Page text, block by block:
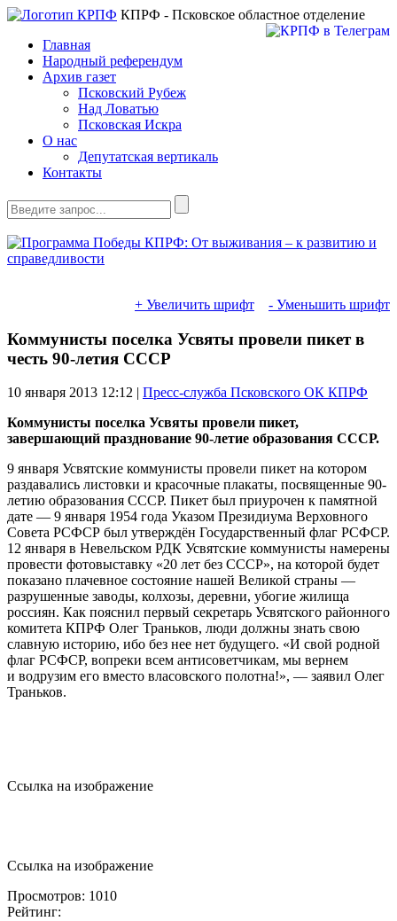
КПРФ - Псковское областное отделение
Главная
Народный референдум
Архив газет
Псковский Рубеж
Над Ловатью
Псковская Искра
О нас
Депутатская вертикаль
Контакты
+ Увеличить шрифт - Уменьшить шрифт
Коммунисты поселка Усвяты провели пикет в
честь 90-летия СССР
10 января 2013 12:12 | Пресс-служба Псковского ОК КПРФ
Коммунисты поселка Усвяты провели пикет,
завершающий празднование 90-летие образования СССР.
9 января Усвятские коммунисты провели пикет на котором
раздавались листовки и красочные плакаты, посвященные 90-
летию образования СССР. Пикет был приурочен к памятной
дате — 9 января 1954 года Указом Президиума Верховного
Совета РСФСР был утверждён Государственный флаг РСФСР.
12 января в Невельском РДК Усвятские коммунисты намерены
провести фотовыставку «20 лет без СССР», на которой будет
показано плачевное состояние нашей Великой страны —
разрушенные заводы, колхозы, деревни, убогие жилища
россиян. Как пояснил первый секретарь Усвятского районного
комитета КПРФ Олег Траньков, люди должны знать свою
славную историю, ибо без нее нет будущего. «И свой родной
флаг РСФСР, вопреки всем антисоветчикам, мы вернем
и водрузим его вместо власовского полотна!», — заявил Олег
Траньков.
Ссылка на изображение
Ссылка на изображение
Просмотров: 1010
Рейтинг: